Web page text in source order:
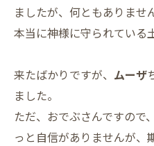
ましたが、何ともありませ
本当に神様に守られている
来たばかりですが、 ムーザ
ました。
ただ、おでぶさんですので
っと自信がありませんが、